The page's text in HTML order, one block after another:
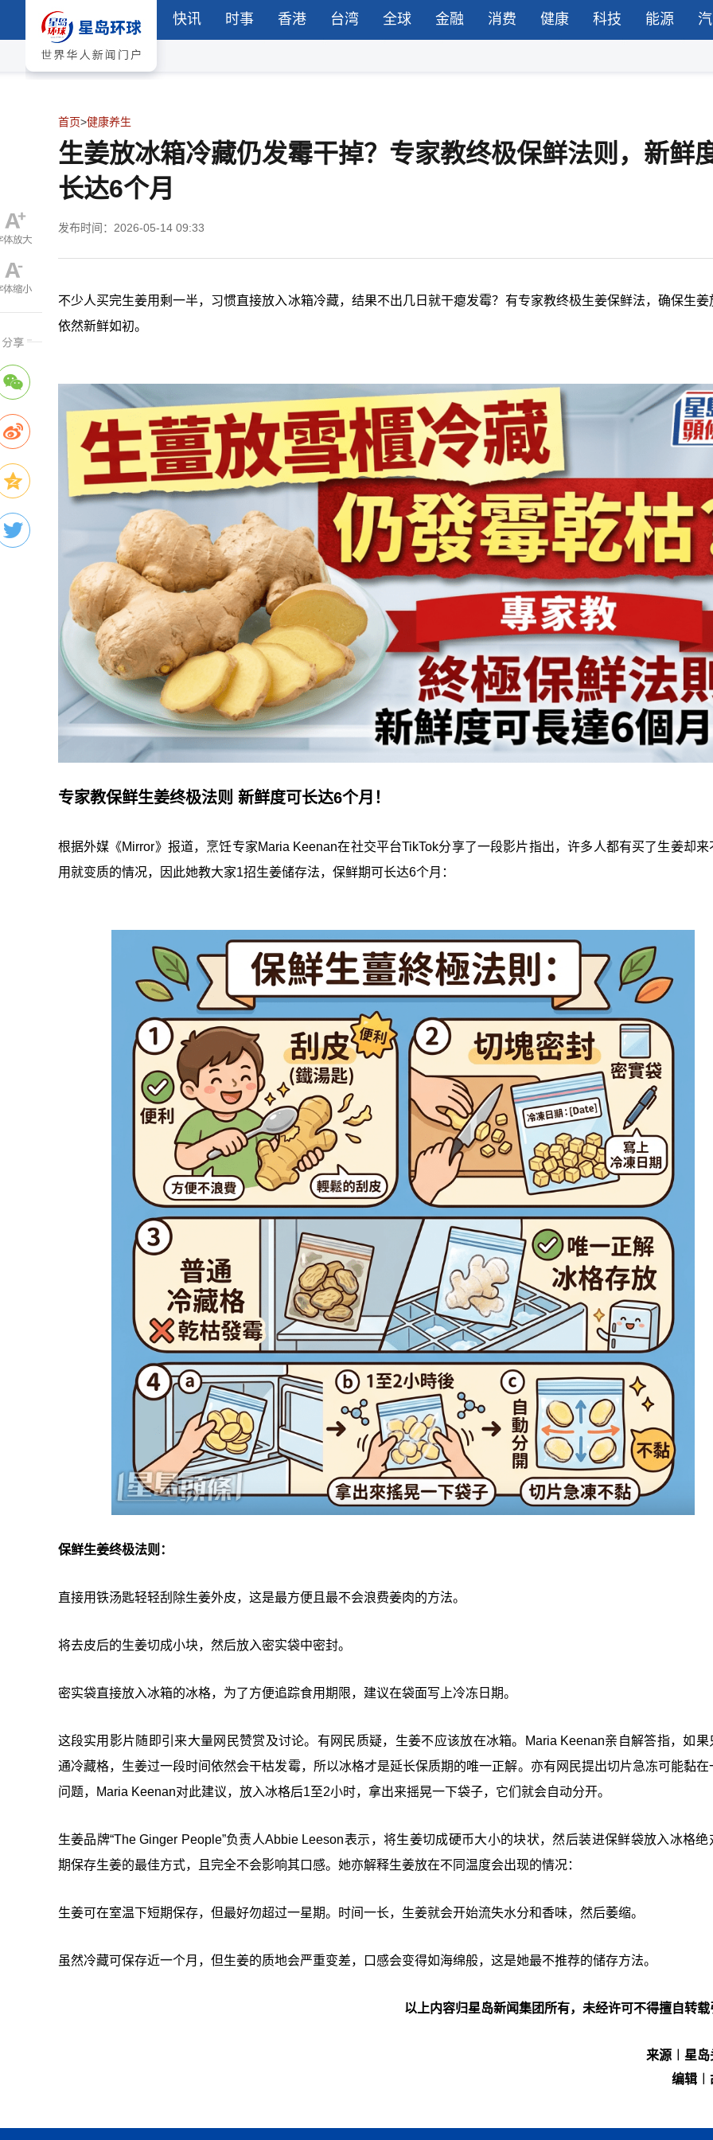
快讯 时事 香港 台湾 全球 金融 消费 健康 科技 能源
首页>健康养生
生姜放冰箱冷藏仍发霉干掉？专家教终极保鲜法则，新鲜
长达6个月
发布时间：2026-05-14 09:33
不少人买完生姜用剩一半，习惯直接放入冰箱冷藏，结果不出几日就干瘪发霉？有专家教终极生姜保鲜法，确保生姜
依然新鲜如初。
专家教保鲜生姜终极法则 新鲜度可长达6个月！
根据外媒《Mirror》报道，烹饪专家Maria Keenan在社交平台TikTok分享了一段影片指出，许多人都有买了生姜却来
用就变质的情况，因此她教大家1招生姜储存法，保鲜期可长达6个月：
保鲜生姜终极法则：
直接用铁汤匙轻轻刮除生姜外皮，这是最方便且最不会浪费姜肉的方法。
将去皮后的生姜切成小块，然后放入密实袋中密封。
密实袋直接放入冰箱的冰格，为了方便追踪食用期限，建议在袋面写上冷冻日期。
这段实用影片随即引来大量网民赞赏及讨论。有网民质疑，生姜不应该放在冰箱。Maria Keenan亲自解答指，如果
通冷藏格，生姜过一段时间依然会干枯发霉，所以冰格才是延长保质期的唯一正解。亦有网民提出切片急冻可能黏在
问题，Maria Keenan对此建议，放入冰格后1至2小时，拿出来摇晃一下袋子，它们就会自动分开。
生姜品牌“The Ginger People”负责人Abbie Leeson表示，将生姜切成硬币大小的块状，然后装进保鲜袋放入冰格绝
期保存生姜的最佳方式，且完全不会影响其口感。她亦解释生姜放在不同温度会出现的情况：
生姜可在室温下短期保存，但最好勿超过一星期。时间一长，生姜就会开始流失水分和香味，然后萎缩。
虽然冷藏可保存近一个月，但生姜的质地会严重变差，口感会变得如海绵般，这是她最不推荐的储存方法。
以上内容归星岛新闻集团所有，未经许可不得擅自转载
来源︱星岛
编辑︱